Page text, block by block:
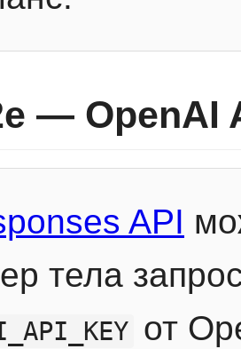
— OpenAI
API
тела
от